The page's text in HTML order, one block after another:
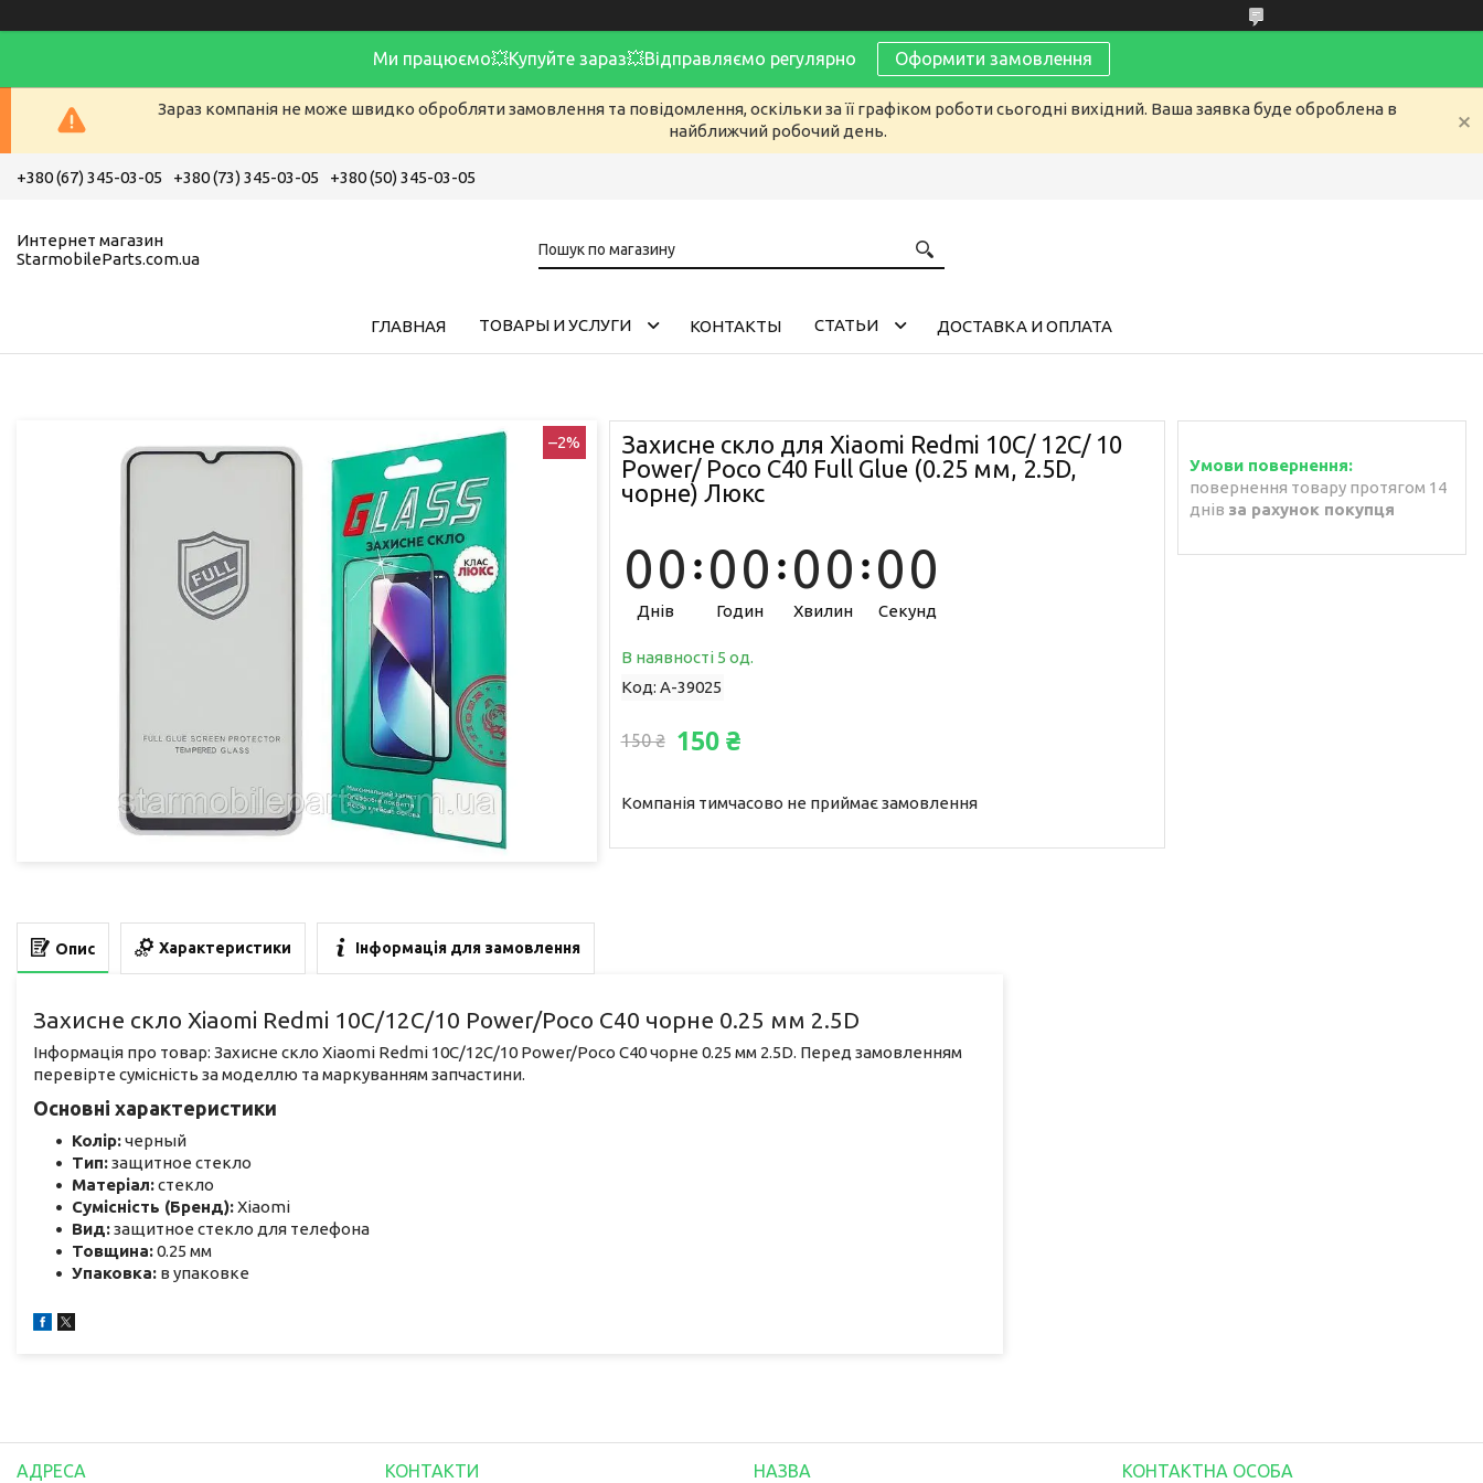
Ми працюємо💥Купуйте зараз💥Відправляємо регулярно Оформити замовлення
Зараз компанія не може швидко обробляти замовлення та повідомлення, оскільки за її графіком роботи сьогодні вихідний. Ваша заявка буде оброблена в
найближчий робочий день.
+380 (67) 345-03-05 +380 (73) 345-03-05 +380 (50) 345-03-05
Интернет магазин
StarmobileParts.com.ua
ГЛАВНАЯ ТОВАРЫ И УСЛУГИ КОНТАКТЫ CТАТЬИ ДОСТАВКА И ОПЛАТА
–2%
Захисне скло для Xiaomi Redmi 10C/ 12C/ 10
Power/ Poco C40 Full Glue (0.25 мм, 2.5D,
чорне) Люкс
00
Днів
00
Годин
00
Хвилин
00
Секунд
В наявності 5 од.
Код: A-39025
150 ₴ 150 ₴
Компанія тимчасово не приймає замовлення
повернення товару протягом 14
днів за рахунок покупця
Опис Характеристики Інформація для замовлення
Захисне скло Xiaomi Redmi 10C/12C/10 Power/Poco C40 чорне 0.25 мм 2.5D
Інформація про товар: Захисне скло Xiaomi Redmi 10C/12C/10 Power/Poco C40 чорне 0.25 мм 2.5D. Перед замовленням
перевірте сумісність за моделлю та маркуванням запчастини.
Основні характеристики
Колір:черный
Тип:защитное стекло
Матеріал:стекло
Сумісність (Бренд):Xiaomi
Вид:защитное стекло для телефона
Товщина:0.25 мм
Упаковка: в упаковке